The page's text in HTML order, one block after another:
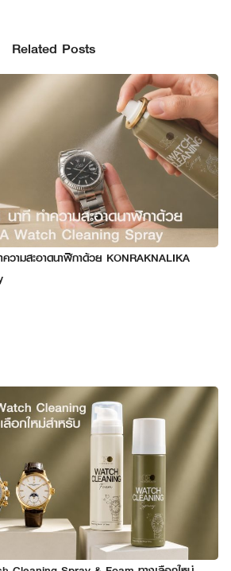
Related Posts
วามสะอาดนาฬิกาด้วย KONRAKNALIKA